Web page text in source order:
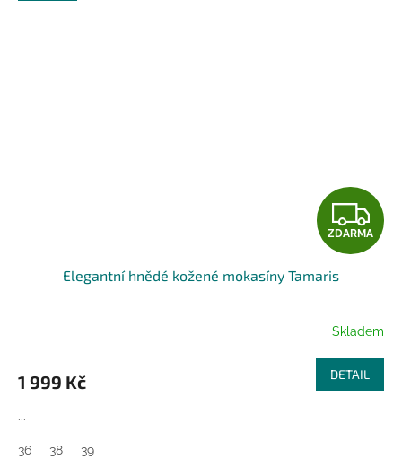
Z
D
R
M
A
ZDARMA
Elegantní hnědé kožené mokasíny Tamaris
Skladem
1 999 Kč DETAIL
...
36 38 39